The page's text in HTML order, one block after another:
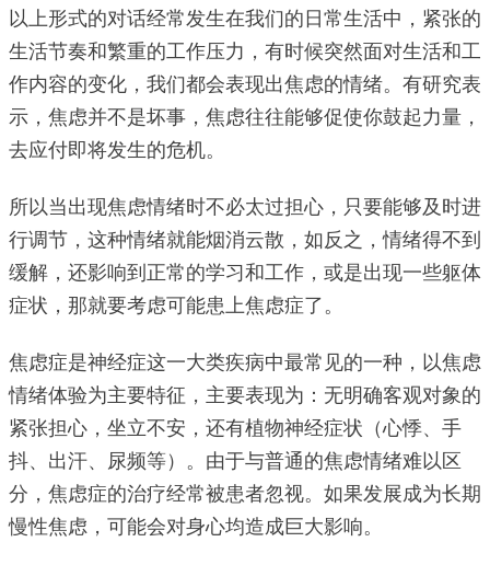
以上形式的对话经常发生在我们的日常生活中，紧张的
生活节奏和繁重的工作压力，有时候突然面对生活和工
作内容的变化，我们都会表现出焦虑的情绪。有研究表
示，焦虑并不是坏事，焦虑往往能够促使你鼓起力量，
去应付即将发生的危机。
所以当出现焦虑情绪时不必太过担心，只要能够及时进
行调节，这种情绪就能烟消云散，如反之，情绪得不到
缓解，还影响到正常的学习和工作，或是出现一些躯体
症状，那就要考虑可能患上焦虑症了。
焦虑症是神经症这一大类疾病中最常见的一种，以焦虑
情绪体验为主要特征，主要表现为：无明确客观对象的
紧张担心，坐立不安，还有植物神经症状（心悸、手
抖、出汗、尿频等）。由于与普通的焦虑情绪难以区
分，焦虑症的治疗经常被患者忽视。如果发展成为长期
慢性焦虑，可能会对身心均造成巨大影响。